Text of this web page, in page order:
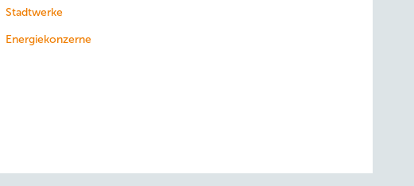
Stadtwerke
Energiekonzerne